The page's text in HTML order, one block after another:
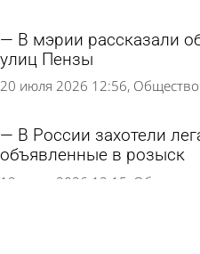
В мэрии рассказали
улиц Пензы
20 июля 2026 12:56 Общество
В России захотели
объявленные в розыск
19 июля 2026 12:15 Общество